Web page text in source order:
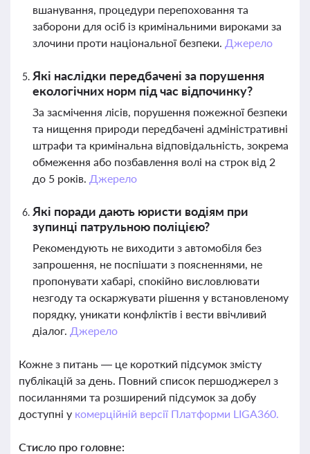
вшанування, процедури перепоховання та
заборони для осіб із кримінальними вироками за
злочини проти національної безпеки. Джерело
Які наслідки передбачені за порушення
екологічних норм під час відпочинку?
За засмічення лісів, порушення пожежної безпеки
та нищення природи передбачені адміністративні
штрафи та кримінальна відповідальність, зокрема
обмеження або позбавлення волі на строк від 2
до 5 років. Джерело
Які поради дають юристи водіям при
зупинці патрульною поліцією?
Рекомендують не виходити з автомобіля без
запрошення, не поспішати з поясненнями, не
пропонувати хабарі, спокійно висловлювати
незгоду та оскаржувати рішення у встановленому
порядку, уникати конфліктів і вести ввічливий
діалог. Джерело
Кожне з питань — це короткий підсумок змісту
публікацій за день. Повний список першоджерел з
посиланнями та розширений підсумок за добу
доступні у комерційній версії Платформи LIGA360.
Стисло про головне: